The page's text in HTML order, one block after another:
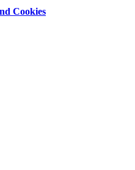
Cookies